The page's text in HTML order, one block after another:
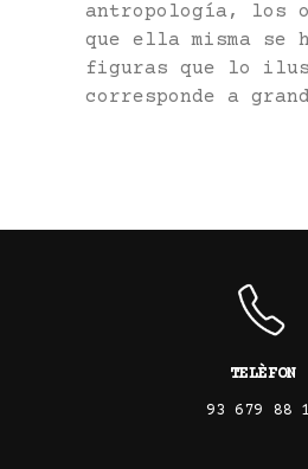
antropología, los
que ella misma
figuras que lo
corresponde a
TELÈFON
93 679 88